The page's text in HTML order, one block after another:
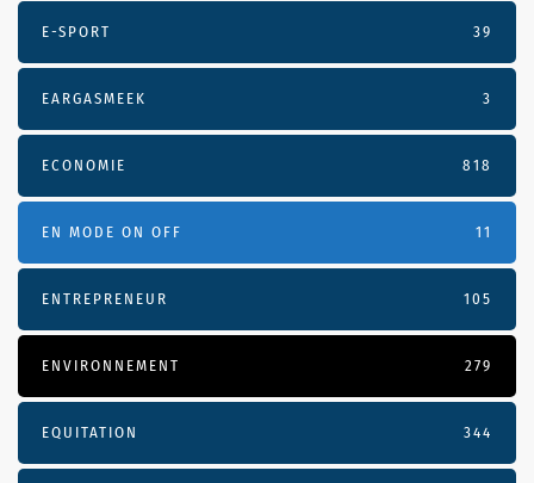
E-SPORT 39
EARGASMEEK 3
ECONOMIE 818
EN MODE ON OFF 11
ENTREPRENEUR 105
ENVIRONNEMENT 279
EQUITATION 344